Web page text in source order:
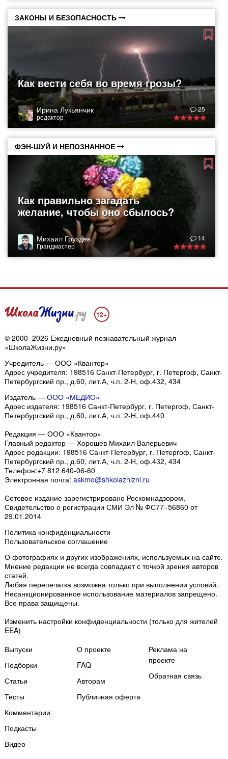
ЗАКОНЫ И БЕЗОПАСНОСТЬ
Как вести себя во время грозы?
Ирина Лукьянчик
редактор
25
ФЭН-ШУЙ И НЕПОЗНАННОЕ
Как правильно загадать
желание, чтобы оно сбылось?
Михаил Груздев
Грандмастер
14
12+
© 2000–2026 Ежедневный познавательный журнал
«ШколаЖизни.ру»
Учредитель — ООО «Квантор»
Адрес учредителя: 198516 Санкт-Петербург, г. Петергоф, Санкт-
Петербургский пр., д.60, лит.А, ч.п. 2-Н, оф.432, 434
Издатель — ООО «МЕДИО»
Адрес издателя: 198516 Санкт-Петербург, г. Петергоф, Санкт-
Петербургский пр., д.60, лит.А, ч.п. 2-Н, оф.440
Редакция — ООО «Квантор»
Главный редактор — Хорошев Михаил Валерьевич
Адрес редакции: 198516 Санкт-Петербург, г. Петергоф, Санкт-
Петербургский пр., д.60, лит.А, ч.п. 2-Н, оф.432, 434
Телефон:+7 812 640-06-60
Электронная почта: askme@shkolazhizni.ru
Сетевое издание зарегистрировано Роскомнадзором,
Свидетельство о регистрации СМИ Эл № ФС77−56860 от
29.01.2014
Политика конфиденциальности
Пользовательское соглашение
О фотографиях и других изображениях, используемых на сайте.
Мнение редакции не всегда совпадает с точкой зрения авторов
статей.
Любая перепечатка возможна только при выполнении условий.
Несанкционированное использование материалов запрещено.
Все права защищены.
Изменить настройки конфиденциальности (только для жителей
EEA)
Выпуски
Подборки
Статьи
Тесты
Комментарии
Подкасты
Видео
О проекте
FAQ
Авторам
Публичная оферта
Реклама на
проекте
Обратная связь